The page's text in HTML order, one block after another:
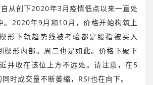
从创下2020年3月疫情低点以来一直处
。2020年9月和10月，价格开始构筑上
形下轨趋势线被考验都是股指被买入
楔形内部。周二也是如此。价格下破下
并收在该位上方不远处。请注意，在5
时成交量不断萎缩，RSI也在向下。